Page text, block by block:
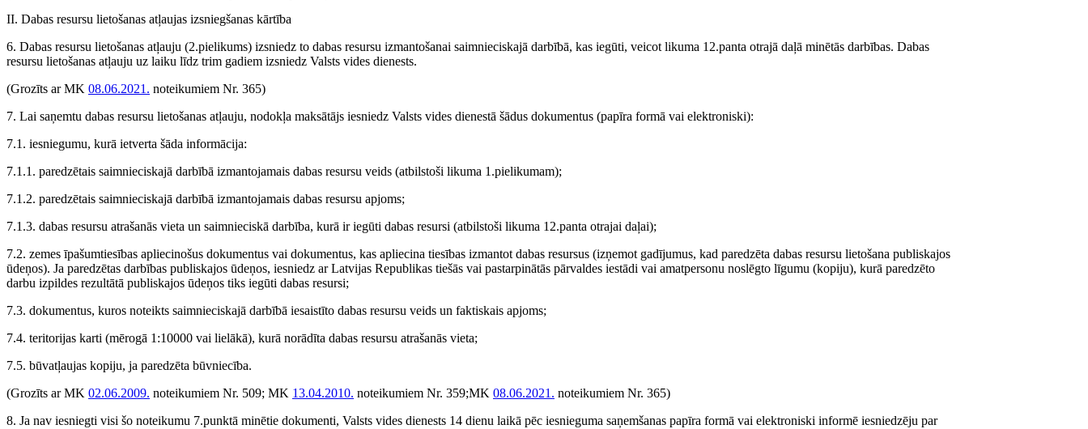
II. Dabas resursu lietošanas atļaujas izsniegšanas kārtība
6. Dabas resursu lietošanas atļauju (2.pielikums) izsniedz to dabas resursu izmantošanai saimnieciskajā darbībā, kas iegūti, veicot likuma 12.panta otrajā daļā minētās darbības. Dabas
resursu lietošanas atļauju uz laiku līdz trim gadiem izsniedz Valsts vides dienests.
(Grozīts ar MK 08.06.2021. noteikumiem Nr. 365)
7. Lai saņemtu dabas resursu lietošanas atļauju, nodokļa maksātājs iesniedz Valsts vides dienestā šādus dokumentus (papīra formā vai elektroniski):
7.1. iesniegumu, kurā ietverta šāda informācija:
7.1.1. paredzētais saimnieciskajā darbībā izmantojamais dabas resursu veids (atbilstoši likuma 1.pielikumam);
7.1.2. paredzētais saimnieciskajā darbībā izmantojamais dabas resursu apjoms;
7.1.3. dabas resursu atrašanās vieta un saimnieciskā darbība, kurā ir iegūti dabas resursi (atbilstoši likuma 12.panta otrajai daļai);
7.2. zemes īpašumtiesības apliecinošus dokumentus vai dokumentus, kas apliecina tiesības izmantot dabas resursus (izņemot gadījumus, kad paredzēta dabas resursu lietošana publiskajos
ūdeņos). Ja paredzētas darbības publiskajos ūdeņos, iesniedz ar Latvijas Republikas tiešās vai pastarpinātās pārvaldes iestādi vai amatpersonu noslēgto līgumu (kopiju), kurā paredzēto
darbu izpildes rezultātā publiskajos ūdeņos tiks iegūti dabas resursi;
7.3. dokumentus, kuros noteikts saimnieciskajā darbībā iesaistīto dabas resursu veids un faktiskais apjoms;
7.4. teritorijas karti (mērogā 1:10000 vai lielākā), kurā norādīta dabas resursu atrašanās vieta;
7.5. būvatļaujas kopiju, ja paredzēta būvniecība.
(Grozīts ar MK 02.06.2009. noteikumiem Nr. 509; MK 13.04.2010. noteikumiem Nr. 359;MK 08.06.2021. noteikumiem Nr. 365)
8. Ja nav iesniegti visi šo noteikumu 7.punktā minētie dokumenti, Valsts vides dienests 14 dienu laikā pēc iesnieguma saņemšanas papīra formā vai elektroniski informē iesniedzēju par